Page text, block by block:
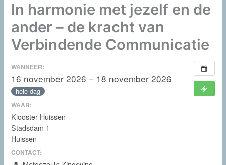
In harmonie met jezelf en de
ander – de kracht van
Verbindende Communicatie
WANNEER:
16 november 2026 – 18 november 2026
hele dag
WAAR:
Klooster Huissen
Stadsdam 1
Huissen
CONTACT: